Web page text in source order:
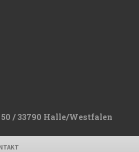
/ 33790 Halle/Westfalen